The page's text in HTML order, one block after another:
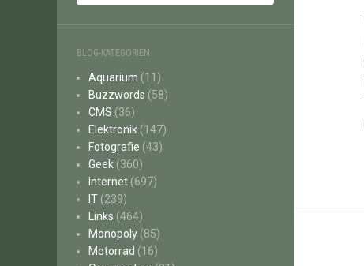
BLOG-KATEGORIEN
Aquarium (11)
Buzzwords (58)
CMS (36)
Elektronik (147)
Fotografie (43)
Geek (360)
Internet (697)
IT (239)
Links (464)
Monopoly (85)
Motorrad (16)